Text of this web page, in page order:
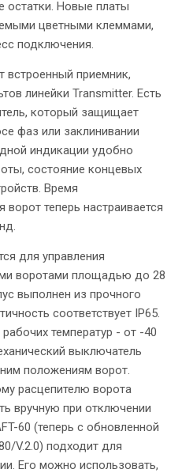
остатки. Новые платы
цветными клеммами,
подключения.
встроенный приемник,
линейки Transmitter. Есть
который защищает
фаз или заклинивании
индикации удобно
состояние концевых
Время
теперь настраивается
для управления
воротами площадью до 28
выполнен из прочного
соответствует IP65.
температур - от -40
выключатель
положениям ворот.
расцепителю ворота
вручную при отключении
60 (теперь с обновленной
V.2.0) подходит для
Его можно использовать,